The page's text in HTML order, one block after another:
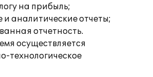
на прибыль;
и аналитические отчеты;
отчетность.
осуществляется
технологическое